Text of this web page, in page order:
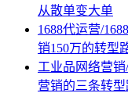
从散单变大单
1688代运营/
销150万的转型
工业品网络营
营销的三条转